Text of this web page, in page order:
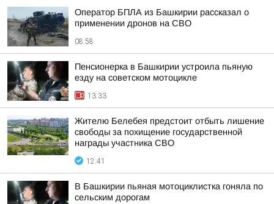
Оператор БПЛА из Башкирии рассказал о
применении дронов на СВО
08:58
Пенсионерка в Башкирии устроила пьяную
езду на советском мотоцикле
13:33
Жителю Белебея предстоит отбыть лишение
свободы за похищение государственной
награды участника СВО
12:41
В Башкирии пьяная мотоциклистка гоняла по
сельским дорогам